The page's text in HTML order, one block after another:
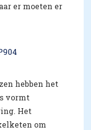
er moeten er
hebben het
vormt
Het
om